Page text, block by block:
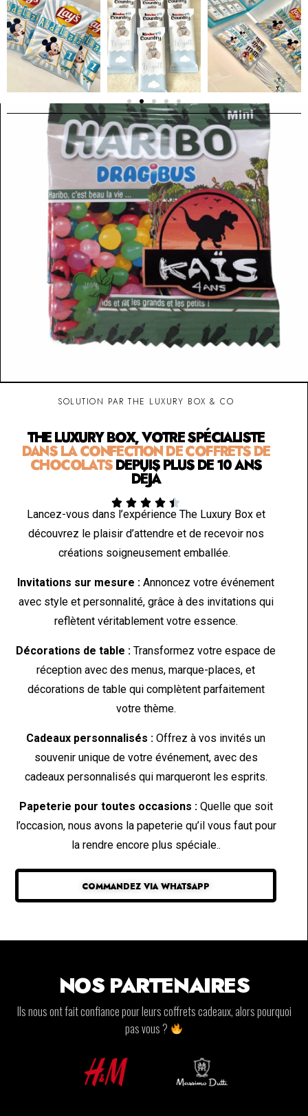
SOLUTION PAR THE LUXURY BOX & CO
THE LUXURY BOX, VOTRE SPÉCIALISTE
DANS LA CONFECTION DE COFFRETS DE
CHOCOLATSDEPUIS PLUS DE 10 ANS
DÉJÀ
    
Lancez-vous dans l’expérience The Luxury Box et
découvrez le plaisir d’attendre et de recevoir nos
créations soigneusement emballée.
Invitations sur mesure : Annoncez votre événement
avec style et personnalité, grâce à des invitations qui
reflètent véritablement votre essence.
Décorations de table : Transformez votre espace de
réception avec des menus, marque-places, et
décorations de table qui complètent parfaitement
votre thème.
Cadeaux personnalisés : Offrez à vos invités un
souvenir unique de votre événement, avec des
cadeaux personnalisés qui marqueront les esprits.
Papeterie pour toutes occasions :Quelle que soit
l’occasion, nous avons la papeterie qu’il vous faut pour
la rendre encore plus spéciale..
COMMANDEZ VIA WHATSAPP
NOS PARTENAIRES
Ils nous ont fait confiance pour leurs coffrets cadeaux, alors pourquoi
pas vous ?